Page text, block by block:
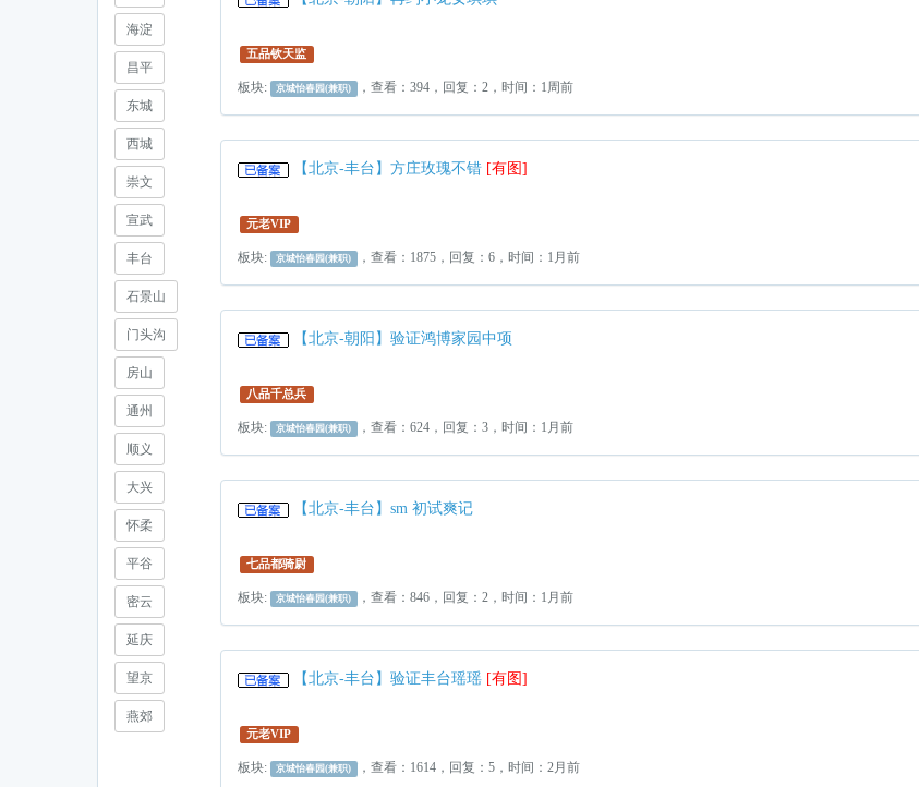
海淀
昌平
东城
西城
崇文
宣武
丰台
石景山
门头沟
房山
通州
顺义
大兴
怀柔
平谷
密云
延庆
望京
燕郊
五品钦天监
板块: 京城怡春园(兼职) ，查看：394，回复：2，时间：1周前
【北京-丰台】方庄玫瑰不错 [有图]
元老VIP
板块: 京城怡春园(兼职) ，查看：1875，回复：6，时间：1月前
【北京-朝阳】验证鸿博家园中项
八品千总兵
板块: 京城怡春园(兼职) ，查看：624，回复：3，时间：1月前
【北京-丰台】sm 初试爽记
七品都骑尉
板块: 京城怡春园(兼职) ，查看：846，回复：2，时间：1月前
【北京-丰台】验证丰台瑶瑶 [有图]
元老VIP
板块: 京城怡春园(兼职) ，查看：1614，回复：5，时间：2月前